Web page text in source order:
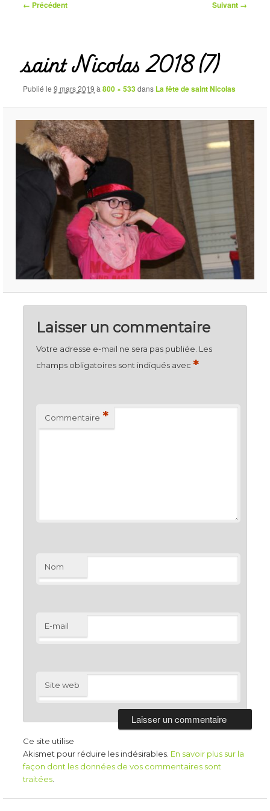
Navigation
← Précédent Suivant →
saint Nicolas 2018 (7)
Publié le9 mars 2019 à800 × 533dans La fête de saint Nicolas
Laisser un commentaire
Votre adresse e-mail ne sera pas publiée. Les
champs obligatoires sont indiqués avec*
Commentaire *
Nom
E-mail
Site web
Ce site utilise
Akismet pour réduire les indésirables. En savoir plus sur la
façon dont les données de vos commentaires sont
traitées.